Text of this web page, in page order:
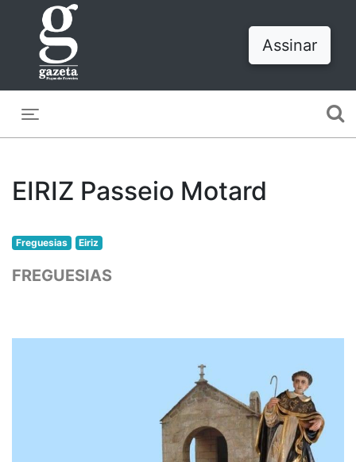
Assinar
EIRIZ Passeio Motard
Freguesias Eiriz
FREGUESIAS